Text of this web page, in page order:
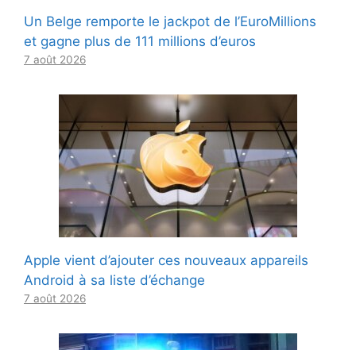
Un Belge remporte le jackpot de l’EuroMillions
et gagne plus de 111 millions d’euros
7 août 2026
Apple vient d’ajouter ces nouveaux appareils
Android à sa liste d’échange
7 août 2026